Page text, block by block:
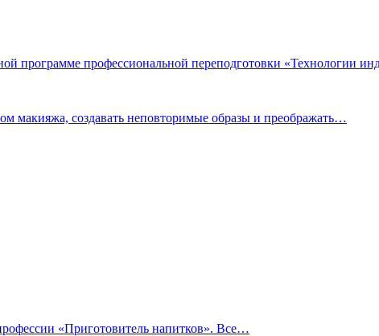
программе профессиональной переподготовки «Технологии
макияжа, создавать неповторимые образы и преображать…
«Приготовитель напитков». Все…